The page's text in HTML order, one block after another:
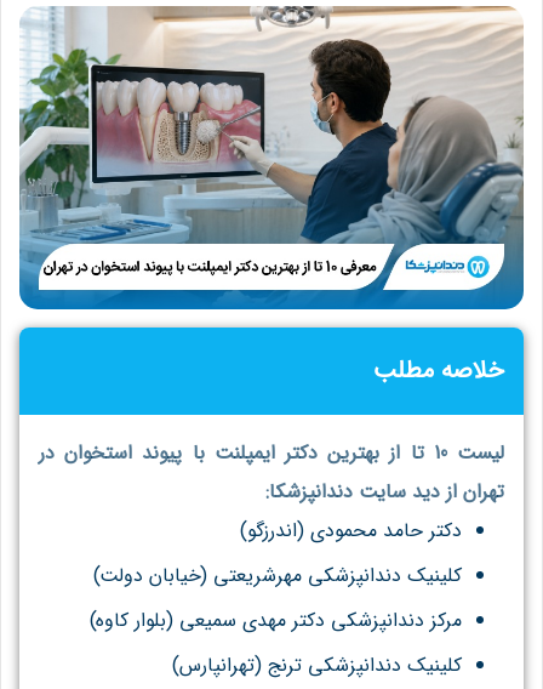
خلاصه مطلب
لیست 10 تا از بهترین دکتر ایمپلنت با پیوند استخوان در
تهران از دید سایت دندانپزشکا:
دکتر حامد محمودی (اندرزگو)
کلینیک دندانپزشکی مهرشریعتی (خیابان دولت)
مرکز دندانپزشکی دکتر مهدی سمیعی (بلوار کاوه)
کلینیک دندانپزشکی ترنج (تهرانپارس)